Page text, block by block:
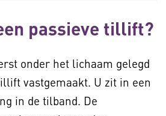
passieve tillift?
onder het lichaam gelegd
vastgemaakt. U zit in een
in de tilband. De